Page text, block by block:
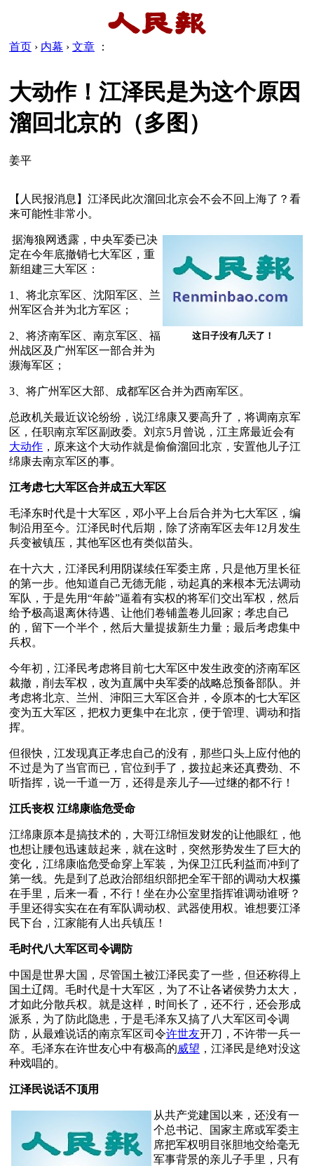
首页 › 内幕 › 文章 ：
大动作！江泽民是为这个原因
溜回北京的（多图）
姜平
【人民报消息】江泽民此次溜回北京会不会不回上海了？看
来可能性非常小。
这日子没有几天了！
据海狼网透露，中央军委已决
定在今年底撤销七大军区，重
新组建三大军区：
1、将北京军区、沈阳军区、兰
州军区合并为北方军区；
2、将济南军区、南京军区、福
州战区及广州军区一部合并为
濒海军区；
3、将广州军区大部、成都军区合并为西南军区。
总政机关最近议论纷纷，说江绵康又要高升了，将调南京军
区，任职南京军区副政委。刘京5月曾说，江主席最近会有
大动作 ，原来这个大动作就是偷偷溜回北京，安置他儿子江
绵康去南京军区的事。
江考虑七大军区合并成五大军区
毛泽东时代是十大军区，邓小平上台后合并为七大军区，编
制沿用至今。江泽民时代后期，除了济南军区去年12月发生
兵变被镇压，其他军区也有类似苗头。
在十六大，江泽民利用阴谋续任军委主席，只是他万里长征
的第一步。他知道自己无德无能，动起真的来根本无法调动
军队，于是先用“年龄”逼着有实权的将军们交出军权，然后
给予极高退离休待遇、让他们卷铺盖卷儿回家；孝忠自己
的，留下一个半个，然后大量提拔新生力量；最后考虑集中
兵权。
今年初，江泽民考虑将目前七大军区中发生政变的济南军区
裁撤，削去军权，改为直属中央军委的战略总预备部队。并
考虑将北京、兰州、渖阳三大军区合并，令原本的七大军区
变为五大军区，把权力更集中在北京，便于管理、调动和指
挥。
但很快，江发现真正孝忠自己的没有，那些口头上应付他的
不过是为了当官而已，官位到手了，拨拉起来还真费劲、不
听指挥，说一千道一万，还得是亲儿子──过继的都不行！
江氏丧权 江绵康临危受命
江绵康原本是搞技术的，大哥江绵恒发财发的让他眼红，他
也想让腰包迅速鼓起来，就在这时，突然形势发生了巨大的
变化，江绵康临危受命穿上军装，为保卫江氏利益而冲到了
第一线。先是到了总政治部组织部把全军干部的调动大权攥
在手里，后来一看，不行！坐在办公室里指挥谁调动谁呀？
手里还得实实在在有军队调动权、武器使用权。谁想要江泽
民下台，江家能有人出兵镇压！
毛时代八大军区司令调防
中国是世界大国，尽管国土被江泽民卖了一些，但还称得上
国土辽阔。毛时代是十大军区，为了不让各诸侯势力太大，
才如此分散兵权。就是这样，时间长了，还不行，还会形成
派系，为了防此隐患，于是毛泽东又搞了八大军区司令调
防，从最难说话的南京军区司令许世友开刀，不许带一兵一
卒。毛泽东在许世友心中有极高的威望 ，江泽民是绝对没这
种戏唱的。
江泽民说话不顶用
从共产党建国以来，还没有一
个总书记、国家主席或军委主
席把军权明目张胆地交给毫无
军事背景的亲儿子手里，只有